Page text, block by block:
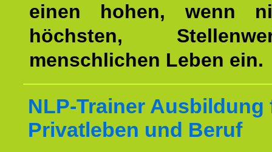
einen hohen, wenn
höchsten,
menschlichen Leben ein.
NLP-Trainer Ausbildung
Privatleben und Beruf